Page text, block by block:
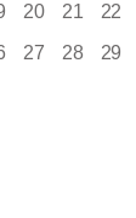
20 21 22
27 28 29